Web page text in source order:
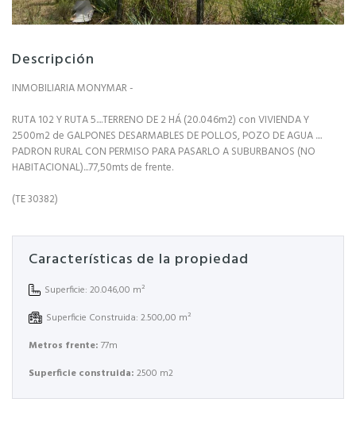
Descripción
INMOBILIARIA MONYMAR -
RUTA 102 Y RUTA 5....TERRENO DE 2 HÁ (20.046m2) con VIVIENDA Y
2500m2 de GALPONES DESARMABLES DE POLLOS, POZO DE AGUA ....
PADRON RURAL CON PERMISO PARA PASARLO A SUBURBANOS (NO
HABITACIONAL)...77,50mts de frente.
(TE 30382)
Características de la propiedad
Superficie: 20.046,00 m²
Superficie Construida: 2.500,00 m²
Metros frente: 77m
Superficie construida: 2500 m2